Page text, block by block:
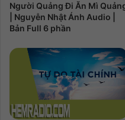
Người Quảng Đi Ăn Mì
| Nguyễn Nhật Ánh Audio |
Bản Full 6 phần